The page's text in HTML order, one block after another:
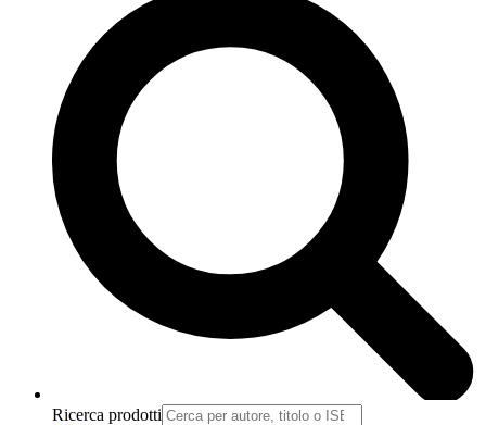
Ricerca prodotti